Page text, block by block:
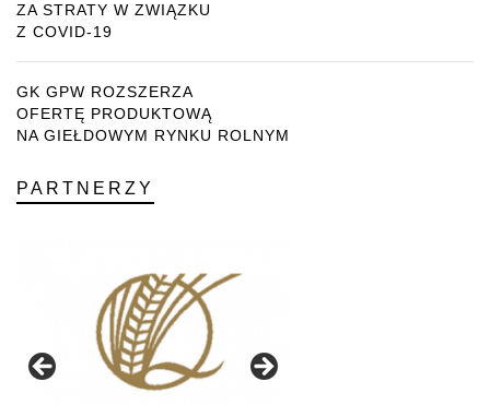
ZA STRATY W ZWIĄZKU
Z COVID-19
GK GPW ROZSZERZA
OFERTĘ PRODUKTOWĄ
NA GIEŁDOWYM RYNKU ROLNYM
PARTNERZY